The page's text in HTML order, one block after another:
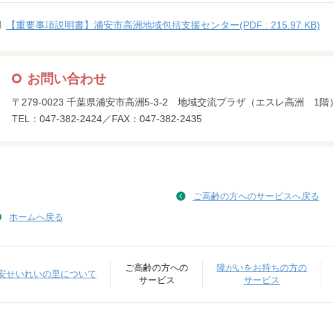
【重要事項説明書】浦安市高洲地域包括支援センター(PDF : 215.97 KB)
お問い合わせ
〒279-0023 千葉県浦安市高洲5-3-2 地域交流プラザ（エスレ高洲 1階）
TEL：047-382-2424／FAX：047-382-2435
ご高齢の方へのサービスへ戻る
ホームへ戻る
せいれいの里について
ご高齢の方への
サービス
障がいをお持ちの方の
サービス